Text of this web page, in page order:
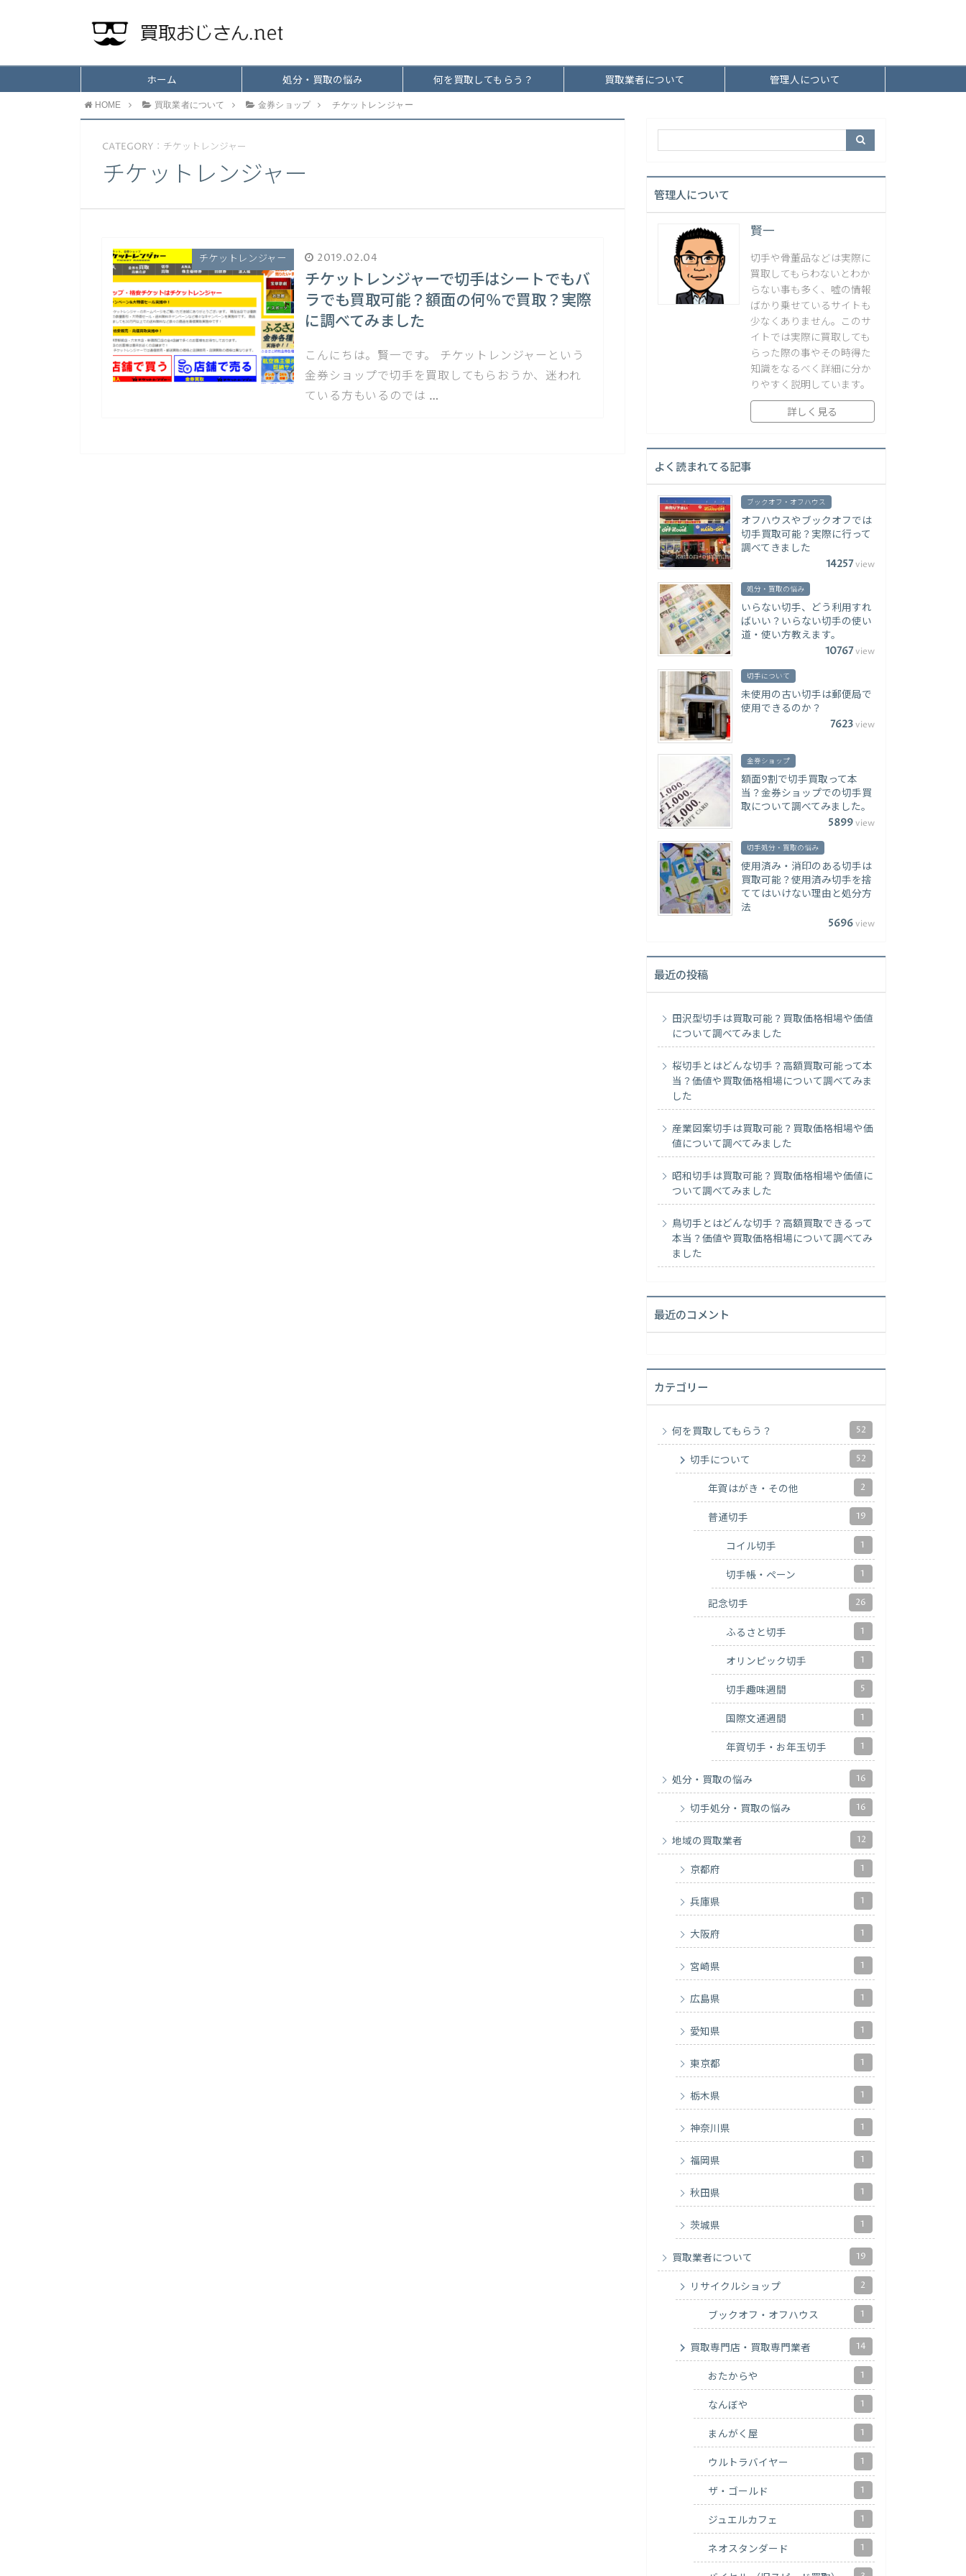
ホーム 処分・買取の悩み 何を買取してもらう？ 買取業者について 管理人について
HOME 買取業者について 金券ショップ チケットレンジャー
CATEGORY：チケットレンジャー
チケットレンジャー
チケットレンジャー 2019.02.04
チケットレンジャーで切手はシートでもバ
ラでも買取可能？額面の何％で買取？実際
に調べてみました
こんにちは。賢一です。 チケットレンジャーという
金券ショップで切手を買取してもらおうか、迷われ
ている方もいるのでは …
管理人について
賢一
切手や骨董品などは実際に
買取してもらわないとわか
らない事も多く、嘘の情報
ばかり乗せているサイトも
少なくありません。このサ
イトでは実際に買取しても
らった際の事やその時得た
知識をなるべく詳細に分か
りやすく説明しています。
詳しく見る
よく読まれてる記事
ブックオフ・オフハウス
オフハウスやブックオフでは
切手買取可能？実際に行って
調べてきました
14257view
処分・買取の悩み
いらない切手、どう利用すれ
ばいい？いらない切手の使い
道・使い方教えます。
10767view
切手について
未使用の古い切手は郵便局で
使用できるのか？
7623view
金券ショップ
額面9割で切手買取って本
当？金券ショップでの切手買
取について調べてみました。
5899view
切手処分・買取の悩み
使用済み・消印のある切手は
買取可能？使用済み切手を捨
ててはいけない理由と処分方
法
5696view
最近の投稿
田沢型切手は買取可能？買取価格相場や価値
について調べてみました
桜切手とはどんな切手？高額買取可能って本
当？価値や買取価格相場について調べてみま
した
産業図案切手は買取可能？買取価格相場や価
値について調べてみました
昭和切手は買取可能？買取価格相場や価値に
ついて調べてみました
鳥切手とはどんな切手？高額買取できるって
本当？価値や買取価格相場について調べてみ
ました
最近のコメント
カテゴリー
何を買取してもらう？ 52
切手について 52
年賀はがき・その他 2
普通切手 19
コイル切手 1
切手帳・ペーン 1
記念切手 26
ふるさと切手 1
オリンピック切手 1
切手趣味週間 5
国際文通週間 1
年賀切手・お年玉切手 1
処分・買取の悩み 16
切手処分・買取の悩み 16
地域の買取業者 12
京都府 1
兵庫県 1
大阪府 1
宮崎県 1
広島県 1
愛知県 1
東京都 1
栃木県 1
神奈川県 1
福岡県 1
秋田県 1
茨城県 1
買取業者について 19
リサイクルショップ 2
ブックオフ・オフハウス 1
買取専門店・買取専門業者 14
おたからや 1
なんぼや 1
まんがく屋 1
ウルトラバイヤー 1
ザ・ゴールド 1
ジュエルカフェ 1
ネオスタンダード 1